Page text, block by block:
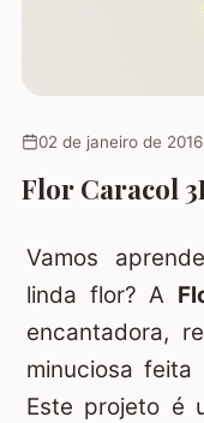
02 de janeiro de 2016
Flor Caracol
Vamos
linda flor? A
encantadora,
minuciosa feita
Este projeto é